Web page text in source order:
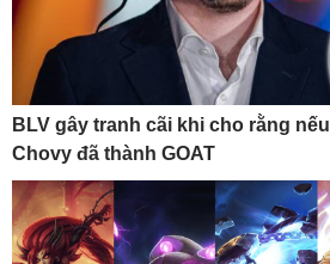
BLV gây tranh cãi khi cho rằng
Chovy đã thành GOAT